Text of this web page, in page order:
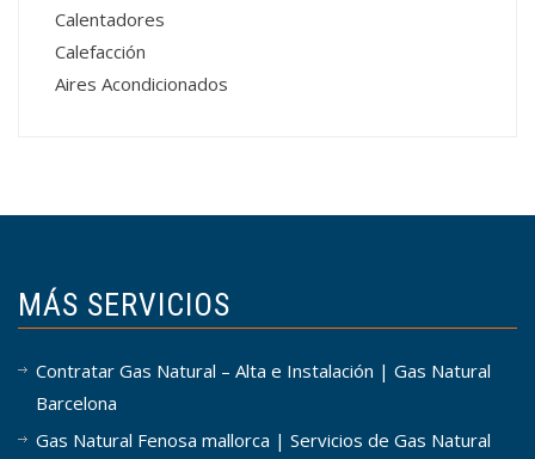
Calentadores
Calefacción
Aires Acondicionados
MÁS SERVICIOS
Contratar Gas Natural – Alta e Instalación | Gas Natural
Barcelona
Gas Natural Fenosa mallorca | Servicios de Gas Natural